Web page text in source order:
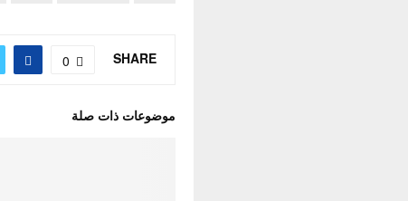
SHARE
0
موضوعات ذات صلة